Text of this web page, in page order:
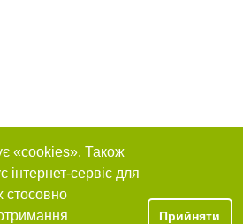
«cookies». Також
інтернет-сервіс для
стосовно
Прийняти